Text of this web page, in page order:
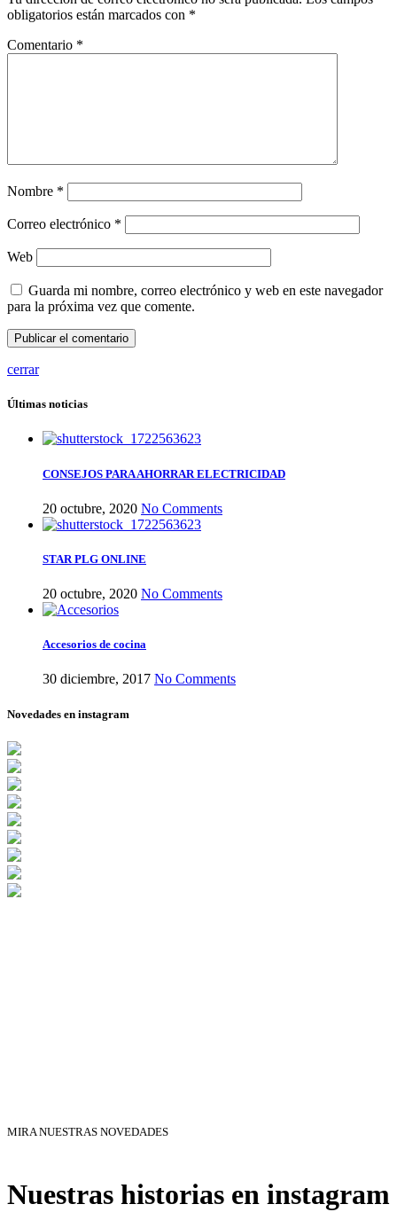
obligatorios están marcados con *
Comentario *
Nombre *
Correo electrónico *
Web
Guarda mi nombre, correo electrónico y web en este navegador
para la próxima vez que comente.
cerrar
Últimas noticias
CONSEJOS PARA AHORRAR ELECTRICIDAD
20 octubre, 2020 No Comments
STAR PLG ONLINE
20 octubre, 2020 No Comments
Accesorios de cocina
30 diciembre, 2017 No Comments
Novedades en instagram
MIRA NUESTRAS NOVEDADES
Nuestras historias en instagram